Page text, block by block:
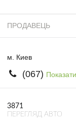
ПРОДАВЕЦЬ
м. Киев
(067) Показати
3871
ПЕРЕГЛЯД АВТО